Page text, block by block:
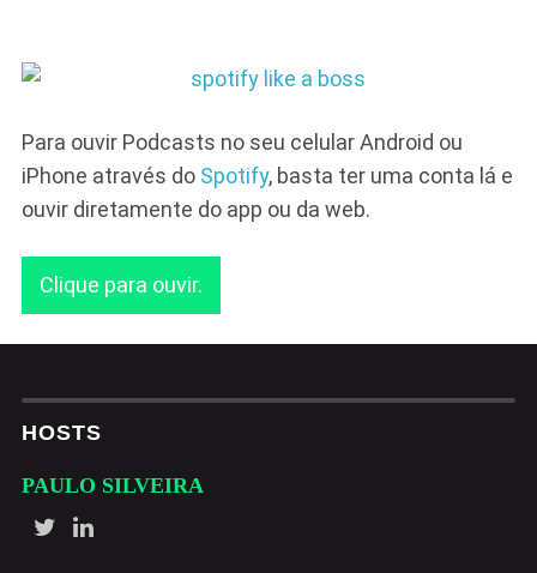
Para ouvir Podcasts no seu celular Android ou
iPhone através do Spotify, basta ter uma conta lá e
ouvir diretamente do app ou da web.
Clique para ouvir.
HOSTS
PAULO SILVEIRA